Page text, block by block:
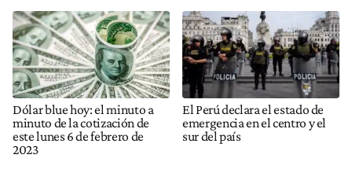
Dólar blue hoy: el minuto a
minuto de la cotización de
este lunes 6 de febrero de
2023
El Perú declara el estado de
emergencia en el centro y el
sur del país